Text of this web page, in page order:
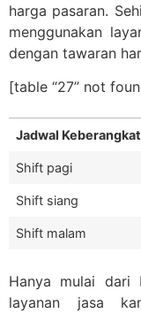
harga pasaran.
menggunakan
dengan tawaran
[table “27” not
Jadwal
Shift pagi
Shift siang
Shift malam
Hanya mulai dari
layanan jasa